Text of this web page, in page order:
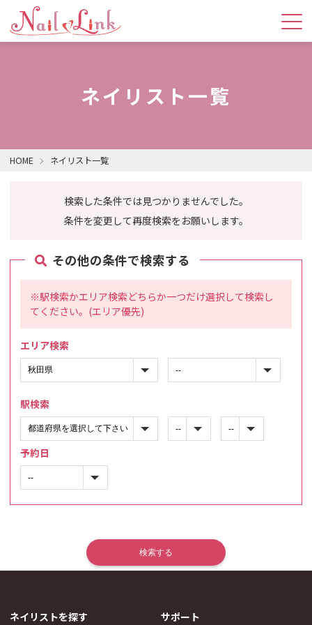
ネイリスト一覧
HOME ネイリスト一覧
検索した条件では見つかりませんでした。
条件を変更して再度検索をお願いします。
その他の条件で検索する
※駅検索かエリア検索どちらか一つだけ選択して検索し
てください。(エリア優先)
エリア検索
駅検索
予約日
ネイリストを探す サポート